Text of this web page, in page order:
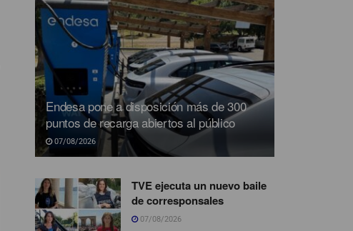
Endesa pone a disposición más de 300
puntos de recarga abiertos al público
07/08/2026
TVE ejecuta un nuevo baile
de corresponsales
07/08/2026